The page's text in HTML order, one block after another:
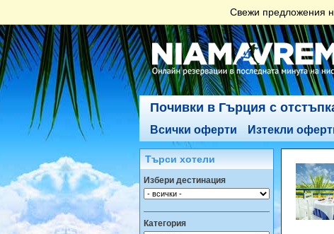
Свежи предложения
Почивки в Гърция с
Всички оферти Изтекли
Търси хотели
Избери дестинация
Категория